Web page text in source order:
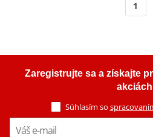
1
Zaregistrujte sa a získajte
Súhlasím so